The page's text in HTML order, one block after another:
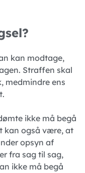
kan modtage,
Straffen skal
medmindre ens
ikke må begå
kan også være, at
opsyn af
fra sag til sag,
ikke må begå